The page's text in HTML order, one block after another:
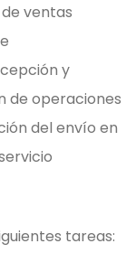
ventas
y
de operaciones
del envío en
tareas: